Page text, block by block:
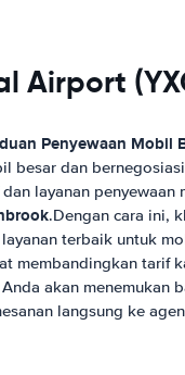
Airport
Penyewaan Mobil
besar dan
layanan
.Dengan cara ini,
terbaik untuk
membandingkan tarif
akan menemukan
langsung ke